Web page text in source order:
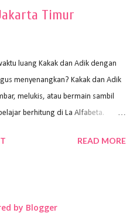
Timur
luang Kakak dan Adik dengan
menyenangkan? Kakak dan Adik
melukis, atau bermain sambil
berhitung di La Alfabeta.
yang fun, La Alfabeta
READ MORE
by Blogger